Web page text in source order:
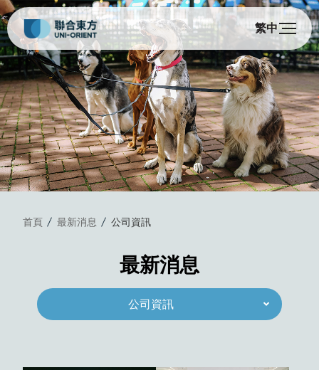
繁中
首頁 最新消息 公司資訊
最新消息
公司資訊